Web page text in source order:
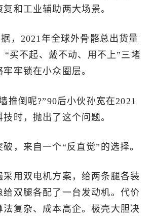
和工业辅助两大场景。
，2021年全球外骨骼总出货量
“买不起、戴不动、用不上”三堵
牢锁在小众圈层。
推倒呢?”90后小伙孙宽在2021
时，抛出了这个问题。
，来自一个“反直觉”的选择。
采用双电机方案，给两条腿各装
给双腿各配了一台发动机。代价
法复杂、成本高企。极壳大胆决